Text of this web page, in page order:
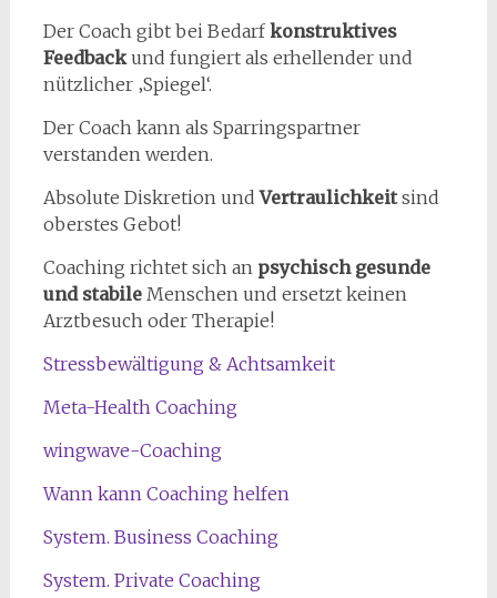
Der Coach gibt bei Bedarfkonstruktives
Feedbackund fungiert als erhellender und
nützlicher ‚Spiegel‘.
Der Coach kann als Sparringspartner
verstanden werden.
Absolute Diskretion undVertraulichkeitsind
oberstes Gebot!
Coaching richtet sich an psychisch gesunde
und stabileMenschen und ersetzt keinen
Arztbesuch oder Therapie!
Stressbewältigung & Achtsamkeit
Meta-Health Coaching
wingwave-Coaching
Wann kann Coaching helfen
System. Business Coaching
System. Private Coaching